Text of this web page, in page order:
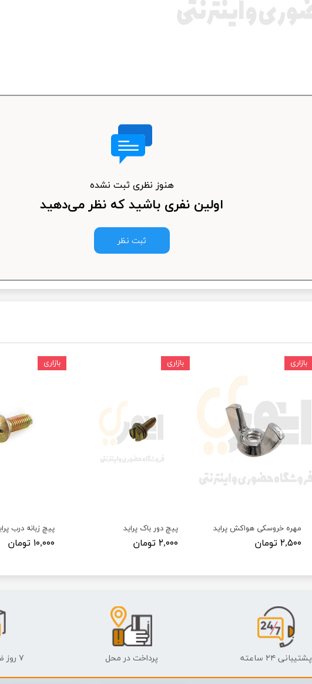
کاسه نمد ماشین
هنوز نظری ثبت نشده
اولین نفری باشید که نظر می‌دهید
ثبت نظر
پیچ زبانه درب
۱۰,۰۰۰ تومان
بازاری
پیچ دور باک پراید
۲,۰۰۰ تومان
بازاری
مهره خروسکی هواکش پراید
۲,۵۰۰ تومان
بازاری
پشتیبانی ۲۴ ساعته پرداخت در محل ۷ روز ضمانت بازگشت